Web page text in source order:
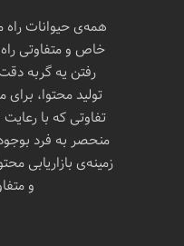
همه‌ی حیوانات راه
خاص و متفاوتی راه
رفتن یه گربه
تولید محتوا،
تفاوتی که با
منحصر به فرد
زمینه‌ی بازاریابی
و